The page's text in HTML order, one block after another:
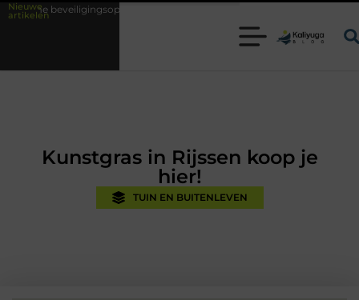
Nieuwe
artikelen met kennis uit de praktijk
Kunstgras in Rijssen koop je
hier!
TUIN EN BUITENLEVEN